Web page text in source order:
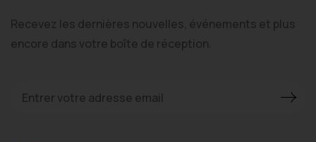
Recevez les dernières nouvelles, événements et plus
encore dans votre boîte de réception.